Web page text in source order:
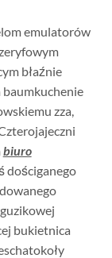
emulatorów
błaźnie
baumkuchenie
zza,
biuro
dościganego
bukietnica